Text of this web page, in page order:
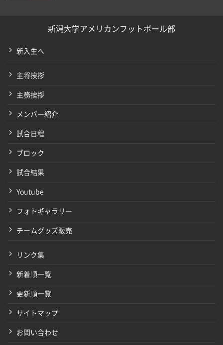
新潟大学アメリカンフットボール部
新入生へ
主将挨拶
主務挨拶
メンバー紹介
試合日程
ブロック
試合結果
Youtube
フォトギャラリー
チームグッズ販売
リンク集
新着順一覧
更新順一覧
サイトマップ
お問い合わせ